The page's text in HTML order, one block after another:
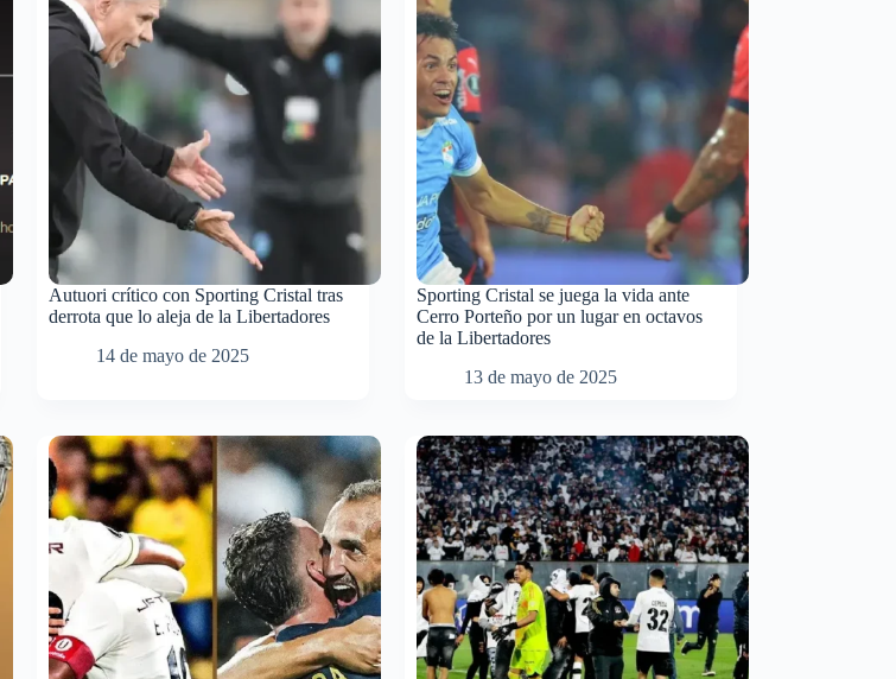
Autuori crítico con Sporting Cristal tras
derrota que lo aleja de la Libertadores
14 de mayo de 2025
Sporting Cristal se juega la vida ante
Cerro Porteño por un lugar en octavos
de la Libertadores
13 de mayo de 2025